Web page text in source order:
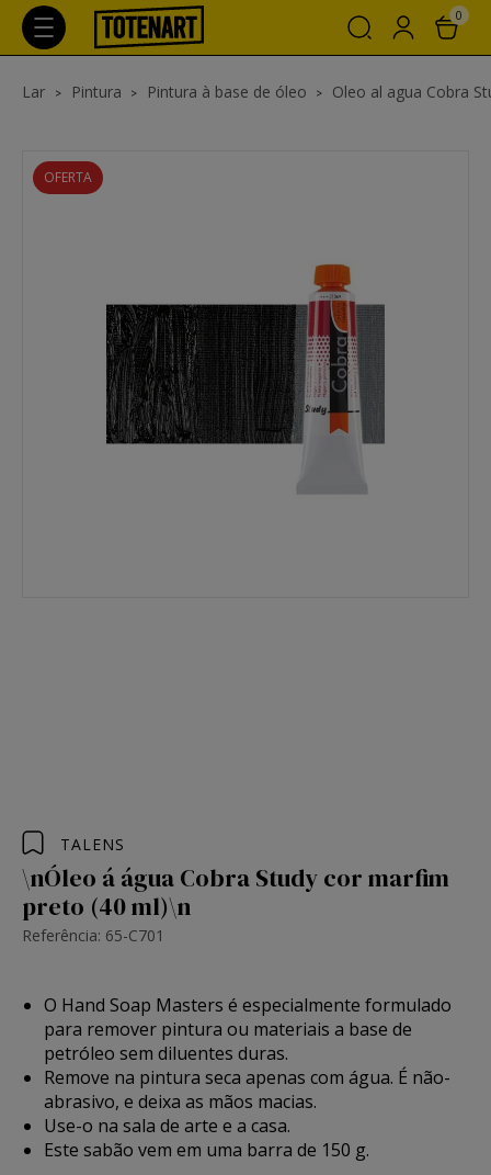
0
Lar Pintura Pintura à base de óleo Oleo al agua Cobra
OFERTA
TALENS
\nÓleo á água Cobra Study cor marfim
preto (40 ml)\n
Referência: 65-C701
O Hand Soap Masters é especialmente formulado
para remover pintura ou materiais a base de
petróleo sem diluentes duras.
Remove na pintura seca apenas com água. É não-
abrasivo, e deixa as mãos macias.
Use-o na sala de arte e a casa.
Este sabão vem em uma barra de 150 g.